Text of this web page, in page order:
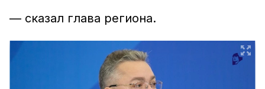
— сказал глава региона.